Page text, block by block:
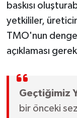
baskısı
yetkililer,
TMO'nun
açıklaması
Geçtiğimiz
bir önceki